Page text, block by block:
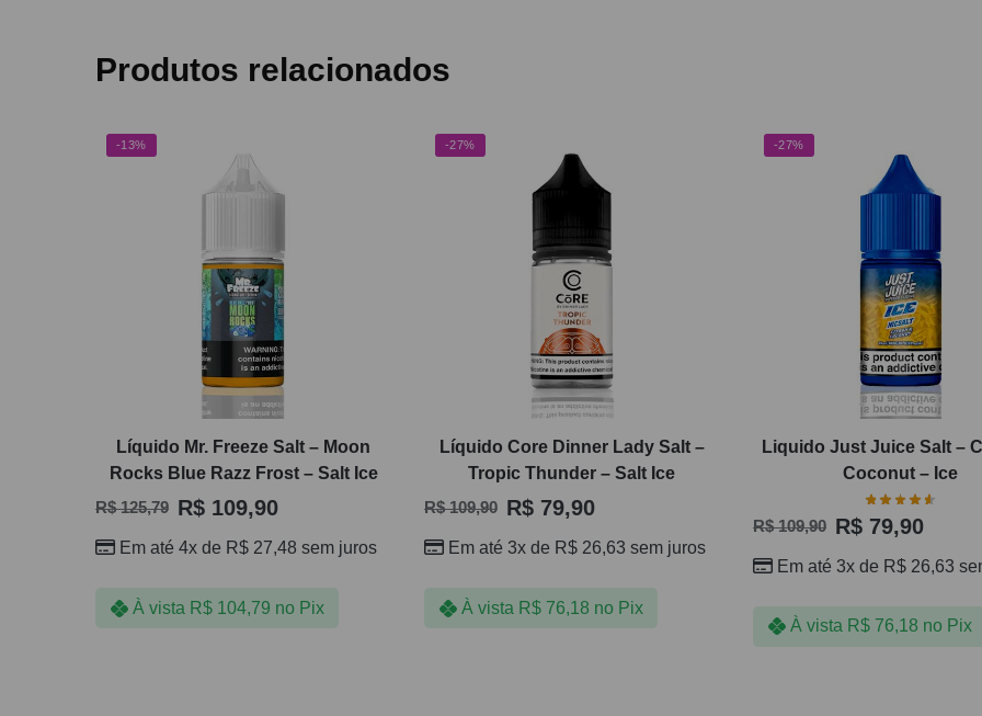
Produtos relacionados
-13%
Líquido Mr. Freeze Salt – Moon
Rocks Blue Razz Frost – Salt Ice
R$125,79 R$ 109,90
Em até 4x de R$ 27,48 sem juros
À vista R$104,79 no Pix
-27%
Líquido Core Dinner Lady Salt –
Tropic Thunder – Salt Ice
R$109,90 R$ 79,90
Em até 3x de R$ 26,63 sem juros
À vista R$76,18 no Pix
-27%
Liquido Just Juice Salt –
Coconut – Ice
R$109,90 R$79,90
Em até 3x de R$26,63
À vista R$76,18 no Pix